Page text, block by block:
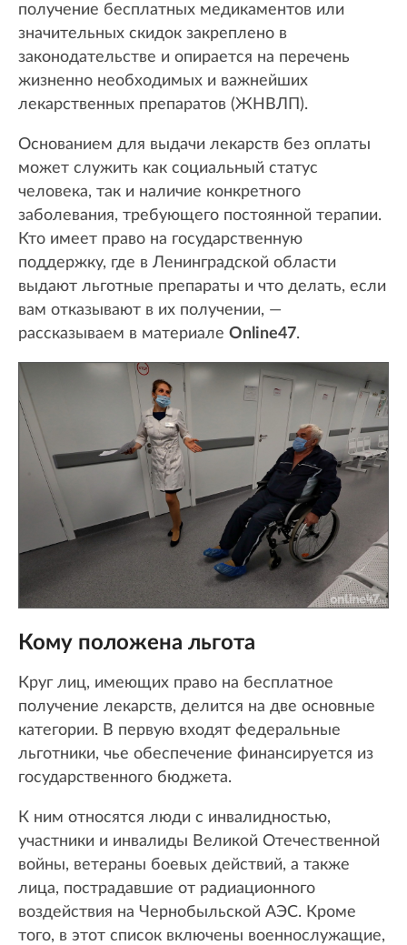
получение бесплатных медикаментов или
значительных скидок закреплено в
законодательстве и опирается на перечень
жизненно необходимых и важнейших
лекарственных препаратов (ЖНВЛП).
Основанием для выдачи лекарств без оплаты
может служить как социальный статус
человека, так и наличие конкретного
заболевания, требующего постоянной терапии.
Кто имеет право на государственную
поддержку, где в Ленинградской области
выдают льготные препараты и что делать, если
вам отказывают в их получении, —
рассказываем в материале Online47.
Кому положена льгота
Круг лиц, имеющих право на бесплатное
получение лекарств, делится на две основные
категории. В первую входят федеральные
льготники, чье обеспечение финансируется из
государственного бюджета.
К ним относятся люди с инвалидностью,
участники и инвалиды Великой Отечественной
войны, ветераны боевых действий, а также
лица, пострадавшие от радиационного
воздействия на Чернобыльской АЭС. Кроме
того, в этот список включены военнослужащие,